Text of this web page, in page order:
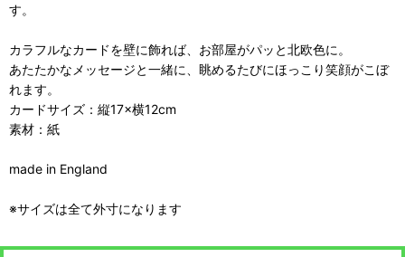
す。
カラフルなカードを壁に飾れば、お部屋がパッと北欧色に。
あたたかなメッセージと一緒に、眺めるたびにほっこり笑顔がこぼ
れます。
カードサイズ：縦17×横12cm
素材：紙
made in England
※サイズは全て外寸になります